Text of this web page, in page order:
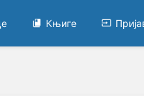
Књиге